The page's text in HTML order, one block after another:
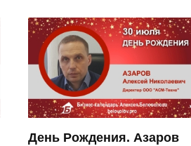
День Рождения. Азаров